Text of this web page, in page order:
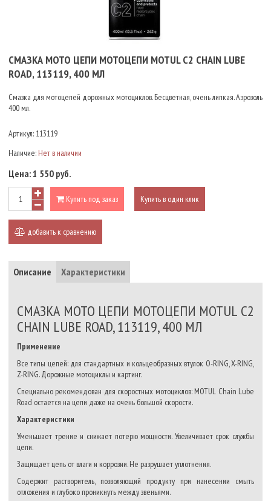
СМАЗКА МОТО ЦЕПИ МОТОЦЕПИ MOTUL C2 CHAIN LUBE
ROAD, 113119, 400 МЛ
Смазка для мотоцепей дорожных мотоциклов. Бесцветная, очень липкая. Аэрозоль
400 мл.
Артикул: 113119
Наличие: Нет в наличии
Цена:1 550 руб.
Купить под заказ Купить в один клик
добавить к сравнению
Описание Характеристики
СМАЗКА МОТО ЦЕПИ МОТОЦЕПИ MOTUL C2
CHAIN LUBE ROAD, 113119, 400 МЛ
Применение
Все типы цепей: для стандартных и кольцеобразных втулок O-RING, X-RING,
Z-RING. Дорожные мотоциклы и картинг.
Специально рекомендован для скоростных мотоциклов: MOTUL Chain Lube
Road остается на цепи даже на очень большой скорости.
Характеристики
Уменьшает трение и снижает потерю мощности. Увеличивает срок службы
цепи.
Защищает цепь от влаги и коррозии. Не разрушает уплотнения.
Содержит растворитель, позволяющий продукту при нанесении смыть
отложения и глубоко проникнуть между звеньями.